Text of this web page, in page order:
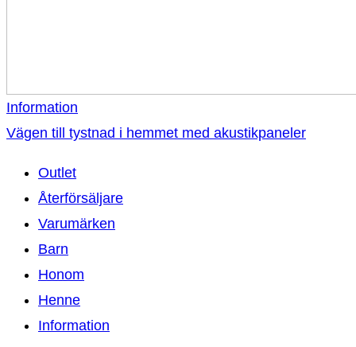
Information
Vägen till tystnad i hemmet med akustikpaneler
Outlet
Återförsäljare
Varumärken
Barn
Honom
Henne
Information